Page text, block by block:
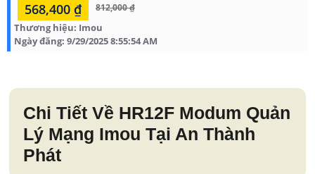
568,400 ₫ 812,000 ₫
Thương hiệu: Imou
Ngày đăng: 9/29/2025 8:55:54 AM
Chi Tiết Về HR12F Modum Quản
Lý Mạng Imou Tại An Thành
Phát